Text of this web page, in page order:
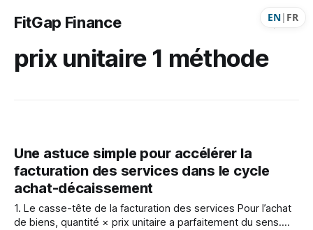
EN| FR
FitGap Finance
prix unitaire 1 méthode
Une astuce simple pour accélérer la
facturation des services dans le cycle
achat-décaissement
1. Le casse-tête de la facturation des services Pour l’achat
de biens, quantité × prix unitaire a parfaitement du sens.